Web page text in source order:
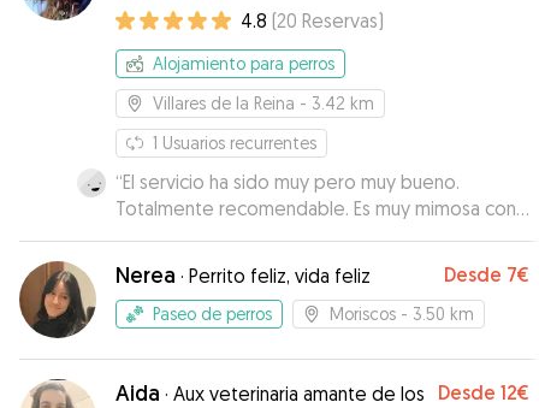
4.8 (20 Reservas)
Alojamiento para perros
Villares de la Reina - 3.42 km
1 Usuarios recurrentes
“El servicio ha sido muy pero muy bueno.
Totalmente recomendable. Es muy mimosa con
los animales.”
Nerea · Perrito feliz, vida feliz Desde 7€
Paseo de perros Moriscos - 3.50 km
Aida · Aux veterinaria amante de los
Desde 12€